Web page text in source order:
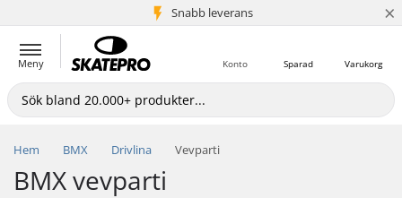
Snabb leverans
5+ milj. kunder ×
Meny Varukorg
Sparad
Konto
Hem BMX Drivlina Vevparti
BMX vevparti